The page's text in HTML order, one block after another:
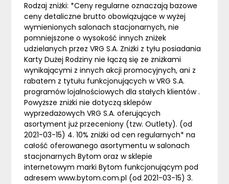
Rodzaj zniżki: *Ceny regularne oznaczają bazowe
ceny detaliczne brutto obowiązujące w wyżej
wymienionych salonach stacjonarnych, nie
pomniejszone o wysokość innych zniżek
udzielanych przez VRG S.A. Zniżki z tyłu posiadania
Karty Dużej Rodziny nie łączą się ze zniżkami
wynikającymi z innych akcji promocyjnych, ani z
rabatem z tytułu funkcjonujących w VRG S.A.
programów lojalnościowych dla stałych klientów .
Powyższe zniżki nie dotyczą sklepów
wyprzedażowych VRG S.A. oferujących
asortyment już przeceniony (tzw. Outlety). (od
2021-03-15) 4. 10% zniżki od cen regularnych* na
całość oferowanego asortymentu w salonach
stacjonarnych Bytom oraz w sklepie
internetowym marki Bytom funkcjonującym pod
adresem www.bytom.com.pl (od 2021-03-15) 3.